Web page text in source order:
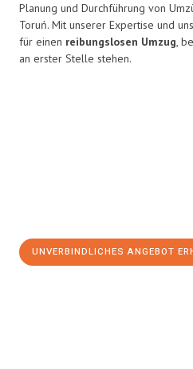
Planung und Durchführung von
Toruń. Mit unserer Expertise und
für einen reibungslosen Umzug,
an erster Stelle stehen.
UNVERBINDLICHES ANGEBOT